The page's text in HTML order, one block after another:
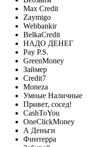
Max Credit
Zaymigo
Webbankir
BelkaCredit
НАДО ДЕНЕГ
Pay P.S.
GreenMoney
Займер
Credit7
Moneza
Умные Наличные
Привет, сосед!
CashToYou
OneClickMoney
А Деньги
Финтерра